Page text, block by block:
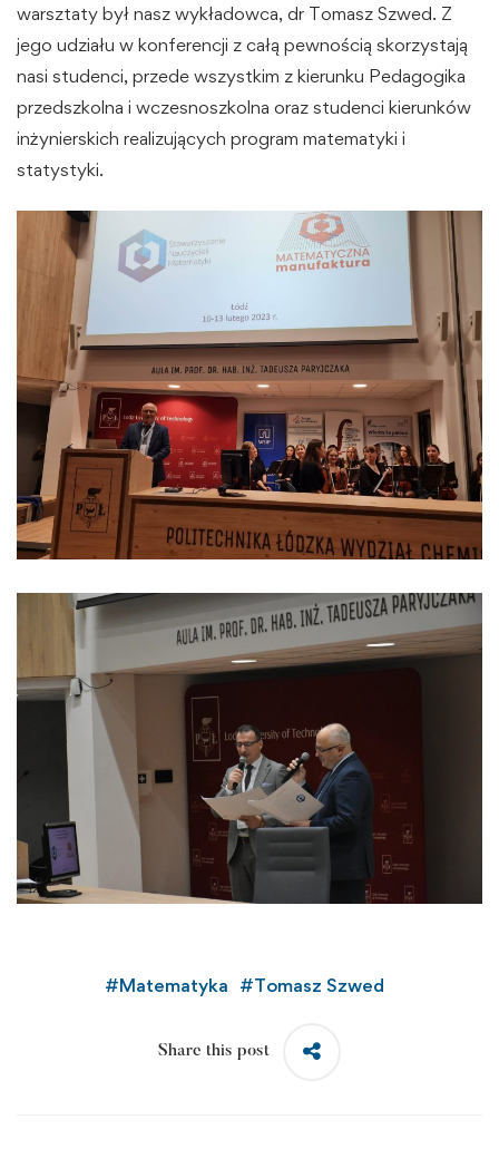
warsztaty był nasz wykładowca, dr Tomasz Szwed. Z
jego udziału w konferencji z całą pewnością skorzystają
nasi studenci, przede wszystkim z kierunku Pedagogika
przedszkolna i wczesnoszkolna oraz studenci kierunków
inżynierskich realizujących program matematyki i
statystyki.
#Matematyka #Tomasz Szwed
Share this post